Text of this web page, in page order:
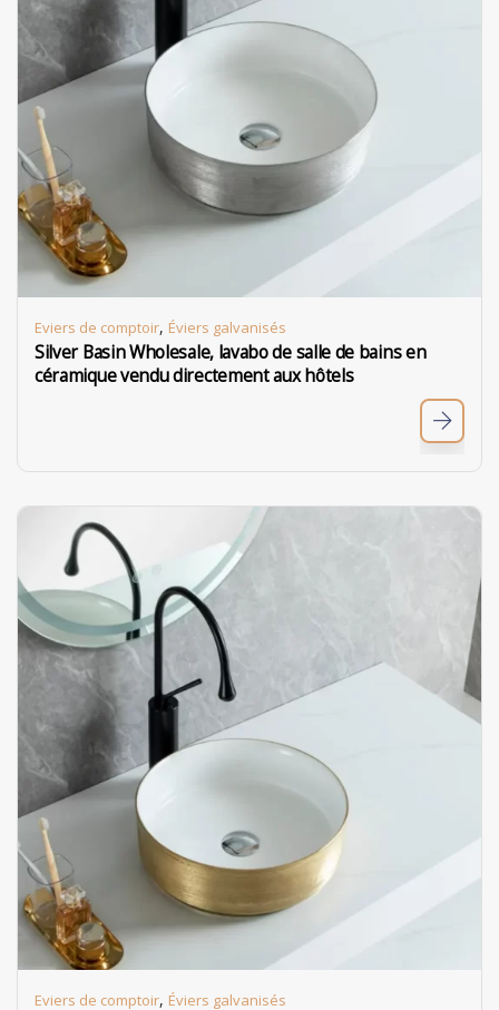
Eviers de comptoir, Éviers galvanisés
Silver Basin Wholesale, lavabo de salle de bains en
céramique vendu directement aux hôtels
Eviers de comptoir, Éviers galvanisés